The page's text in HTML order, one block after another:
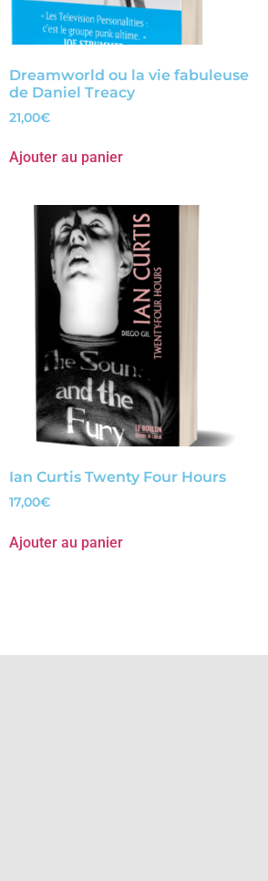
Dreamworld ou la vie fabuleuse
de Daniel Treacy
21,00€
Ajouter au panier
Ian Curtis Twenty Four Hours
17,00€
Ajouter au panier